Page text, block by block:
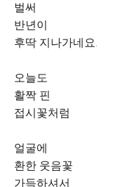
벌써
반년이
후딱 지나가네요.
오늘도
활짝 핀
접시꽃처럼
얼굴에
환한 웃음꽃
가득하셔서